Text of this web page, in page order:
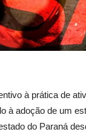
à prática de
à adoção de um
do Paraná